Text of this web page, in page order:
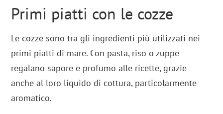
Primi piatti con le cozze
Le cozze sono tra gli ingredienti più utilizzati nei
primi piatti di mare. Con pasta, riso o zuppe
regalano sapore e profumo alle ricette, grazie
anche al loro liquido di cottura, particolarmente
aromatico.